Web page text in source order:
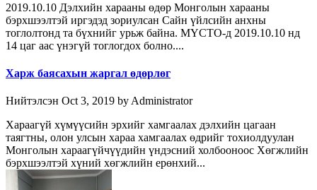
2019.10.10 Дэлхийн харааны өдөр Монголын харааны
бэрхшээлтэй иргэдэд зориулсан Сайн үйлсийн анхны
тоглолтонд та бүхнийг урьж байна. МҮСТО-д 2019.10.10 нд
14 цаг аас үнэгүй тоглогдох болно....
Харж баясахын жаргал өдөрлөг
Нийтэлсэн Oct 3, 2019 by Administrator
Хараагүй хүмүүсийн эрхийг хамгаалах дэлхийн цагаан
таягтны, олон улсын хараа хамгаалах өдрийг тохиолдуулан
Монголын хараагүйчүүдийн үндэсний холбооноос Хөгжлийн
бэрхшээлтэй хүний хөгжлийн ерөнхий...